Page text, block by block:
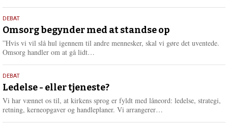
e
e
9.
juli
2026
DEBAT
Omsorg begynder med at standse op
”Hvis vi vil slå hul igennem til andre mennesker, skal vi gøre det uventede.
Omsorg handler om at gå lidt…
e
e
10.
juni
2026
DEBAT
Ledelse - eller tjeneste?
Vi har vænnet os til, at kirkens sprog er fyldt med låneord: ledelse, strategi,
retning, kerneopgaver og handleplaner. Vi arrangerer…